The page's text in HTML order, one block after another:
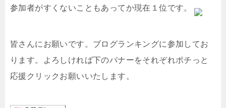
参加者がすくないこともあってか現在１位です。
皆さんにお願いです。ブログランキングに参加してお
ります。よろしければ下のバナーをそれぞれポチっと
応援クリックお願いいたします。